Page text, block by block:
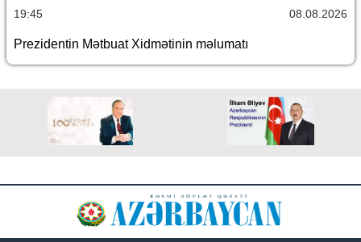
19:45 08.08.2026
Prezidentin Mətbuat Xidmətinin məlumatı